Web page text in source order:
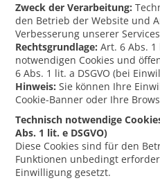
Zweck der Verarbeitung:
den Betrieb der Website und
Verbesserung unserer
Rechtsgrundlage: Art. 6 Abs. 1
notwendigen Cookies und
6 Abs. 1 lit. a DSGVO (bei
Hinweis: Sie können Ihre
Cookie-Banner oder Ihre
Technisch notwendige
Abs. 1 lit. e DSGVO)
Diese Cookies sind für den
Funktionen unbedingt
Einwilligung gesetzt.